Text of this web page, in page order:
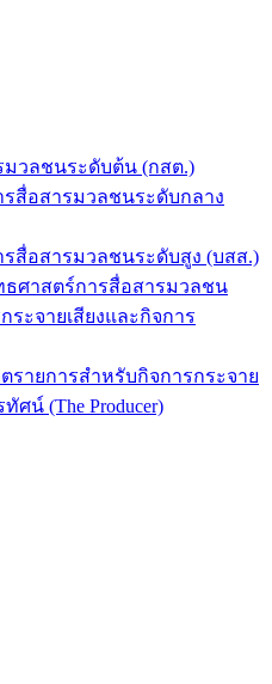
วลชนระดับต้น (กสต.)
สื่อสารมวลชนระดับกลาง
สื่อสารมวลชนระดับสูง (บสส.)
ศาสตร์การสื่อสารมวลชน
ระจายเสียงและกิจการ
ายการสำหรับกิจการกระจาย
ศน์ (The Producer)